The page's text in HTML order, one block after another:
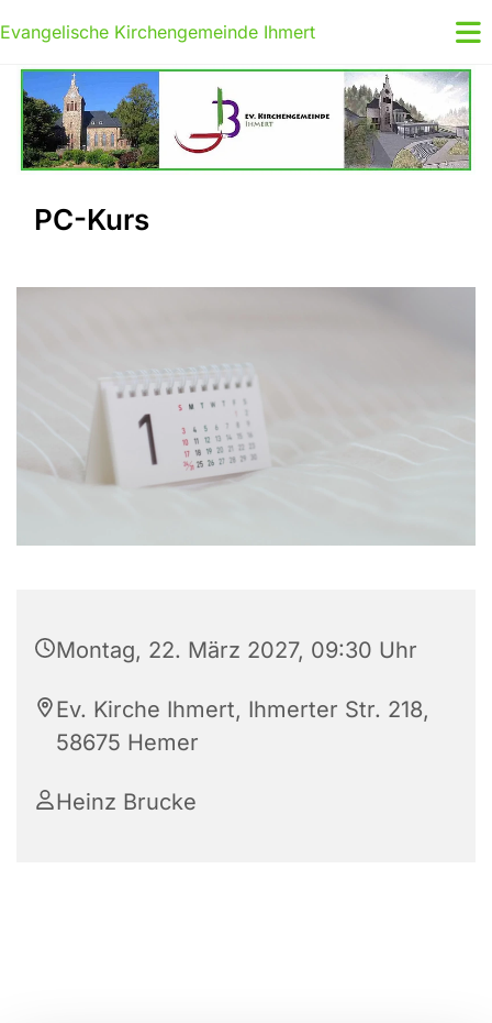
Evangelische Kirchengemeinde Ihmert
PC-Kurs
Montag, 22. März 2027, 09:30 Uhr
Ev. Kirche Ihmert, Ihmerter Str. 218,
58675 Hemer
Heinz Brucke